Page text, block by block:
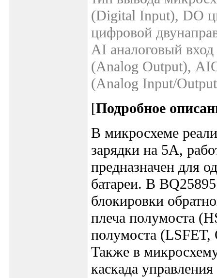
(Digital Input), DO
цифровой
AI аналоговый
(Analog Output),
(Analog Input/
[Подробное
В микросхеме
зарядки на 5A,
предназначен для
батареи. В
блокировки
плеча полумоста
полумоста
Также в
каскада